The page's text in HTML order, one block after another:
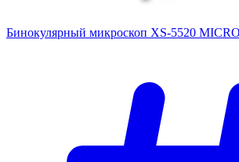
Бинокулярный микроскоп XS-5520